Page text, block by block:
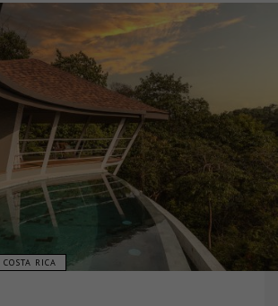
COSTA RICA